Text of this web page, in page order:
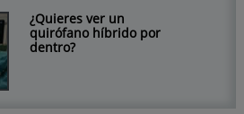
¿Quieres ver un
quirófano híbrido por
dentro?